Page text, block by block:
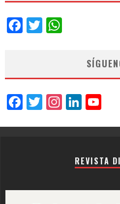
Facebook
Twitter
Facebook
Twitter
REVISTA